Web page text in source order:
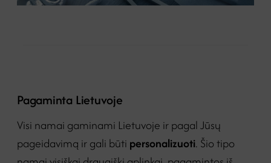
Pagaminta Lietuvoje
Visi namai gaminami Lietuvoje ir pagal Jūsų
pageidavimą ir gali būti personalizuoti. Šio tipo